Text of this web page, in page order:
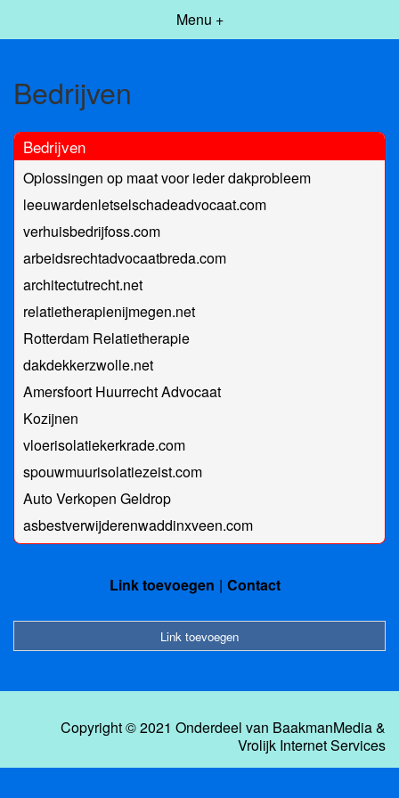
Menu +
Bedrijven
Bedrijven
Oplossingen op maat voor ieder dakprobleem
leeuwardenletselschadeadvocaat.com
verhuisbedrijfoss.com
arbeidsrechtadvocaatbreda.com
architectutrecht.net
relatietherapienijmegen.net
Rotterdam Relatietherapie
dakdekkerzwolle.net
Amersfoort Huurrecht Advocaat
Kozijnen
vloerisolatiekerkrade.com
spouwmuurisolatiezeist.com
Auto Verkopen Geldrop
asbestverwijderenwaddinxveen.com
Link toevoegen Contact
Link toevoegen
Copyright © 2021 Onderdeel van BaakmanMedia&
Vrolijk Internet Services